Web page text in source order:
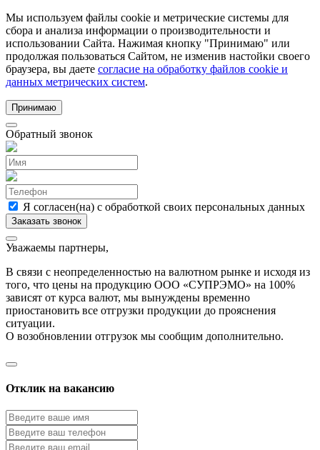
Мы используем файлы cookie и метрические системы для
сбора и анализа информации о производительности и
использовании Сайта. Нажимая кнопку "Принимаю" или
продолжая пользоваться Сайтом, не изменив настойки своего
браузера, вы даете согласие на обработку файлов cookie и
данных метрических систем.
Принимаю
Обратный звонок
Я согласен(на) с обработкой своих персональных данных
Уважаемы партнеры,
В связи с неопределенностью на валютном рынке и исходя из
того, что цены на продукцию ООО «СУПРЭМО» на 100%
зависят от курса валют, мы вынуждены временно
приостановить все отгрузки продукции до прояснения
ситуации.
О возобновлении отгрузок мы сообщим дополнительно.
Отклик на вакансию